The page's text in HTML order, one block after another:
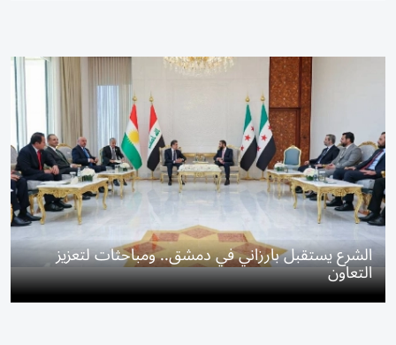
الشرع يستقبل بارزاني في دمشق.. ومباحثات لتعزيز
التعاون